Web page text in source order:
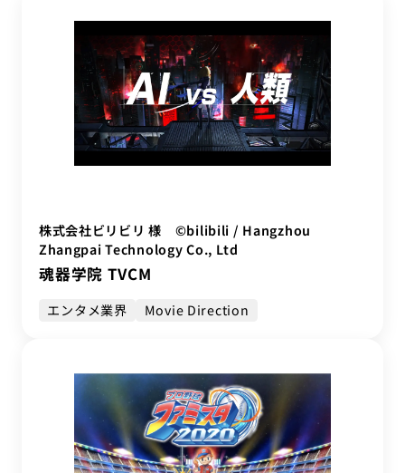
Company
Blog
Privacy policy
UI/UXデザイン
Webデザイン
WordPressカスタム
グラフィックデザイン
コーポレートサイト制作
サービスサイト制作
データ基盤構築
デザイン
デジタル広告運用
ブランディング設計
採用サイト制作
IT業界 エンタメ業界 医療業界
自動車
金融業界
株式会社ビリビリ 様 ©bilibili / Hangzhou
Zhangpai Technology Co., Ltd
魂器学院 TVCM
エンタメ業界 Movie Direction